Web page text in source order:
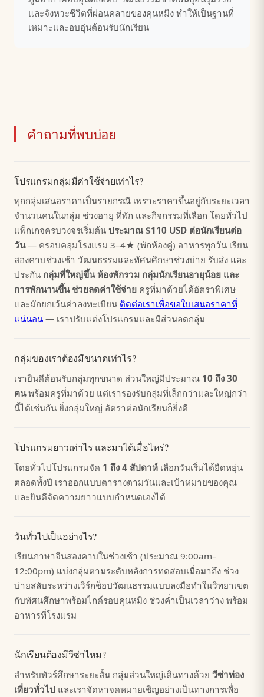
และจังหวะชีวิตที่ผ่อนคลายของคุนหมิง ทำให้เป็นฐานที่
เหมาะและอบอุ่นต้อนรับนักเรียน
คำถามที่พบบ่อย
โปรแกรมกลุ่มมีค่าใช้จ่ายเท่าไร?
ทุกกลุ่มเสนอราคาเป็นรายกรณี เพราะราคาขึ้นอยู่กับระยะเวลา
จำนวนคนในกลุ่ม ช่วงอายุ ที่พัก และกิจกรรมที่เลือก โดยทั่วไป
แพ็กเกจครบวงจรเริ่มต้น ประมาณ $110 USD ต่อนักเรียนต่อ
วัน— ครอบคลุมโรงแรม 3–4★ (พักห้องคู่) อาหารทุกวัน เรียน
สองคาบช่วงเช้า วัฒนธรรมและทัศนศึกษาช่วงบ่าย รับส่ง และ
ประกัน กลุ่มที่ใหญ่ขึ้น ห้องพักรวม กลุ่มนักเรียนอายุน้อย และ
การพักนานขึ้น ช่วยลดค่าใช้จ่าย ครูที่มาด้วยได้อัตราพิเศษ
และมักยกเว้นค่าลงทะเบียน ติดต่อเราเพื่อขอใบเสนอราคาที่
แน่นอน — เราปรับแต่งโปรแกรมและมีส่วนลดกลุ่ม
กลุ่มของเราต้องมีขนาดเท่าไร?
เรายินดีต้อนรับกลุ่มทุกขนาด ส่วนใหญ่มีประมาณ 10 ถึง 30
คนพร้อมครูที่มาด้วย แต่เรารองรับกลุ่มที่เล็กกว่าและใหญ่กว่า
นี้ได้เช่นกัน ยิ่งกลุ่มใหญ่ อัตราต่อนักเรียนก็ยิ่งดี
โปรแกรมยาวเท่าไร และมาได้เมื่อไหร่?
โดยทั่วไปโปรแกรมจัด 1 ถึง 4 สัปดาห์ เลือกวันเริ่มได้ยืดหยุ่น
ตลอดทั้งปี เราออกแบบตารางตามวันและเป้าหมายของคุณ
และยินดีจัดความยาวแบบกำหนดเองได้
วันทั่วไปเป็นอย่างไร?
เรียนภาษาจีนสองคาบในช่วงเช้า (ประมาณ 9:00am–
12:00pm) แบ่งกลุ่มตามระดับหลังการทดสอบเมื่อมาถึง ช่วง
บ่ายสลับระหว่างเวิร์กช็อปวัฒนธรรมแบบลงมือทำในวิทยาเขต
กับทัศนศึกษาพร้อมไกด์รอบคุนหมิง ช่วงค่ำเป็นเวลาว่าง พร้อม
อาหารที่โรงแรม
นักเรียนต้องมีวีซ่าไหม?
สำหรับทัวร์ศึกษาระยะสั้น กลุ่มส่วนใหญ่เดินทางด้วย วีซ่าท่อง
เที่ยวทั่วไป และเราจัดหาจดหมายเชิญอย่างเป็นทางการเพื่อ